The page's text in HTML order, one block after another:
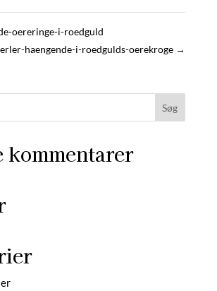
oereringe-i-roedguld
haengende-i-roedgulds-oerekroge →
kommentarer